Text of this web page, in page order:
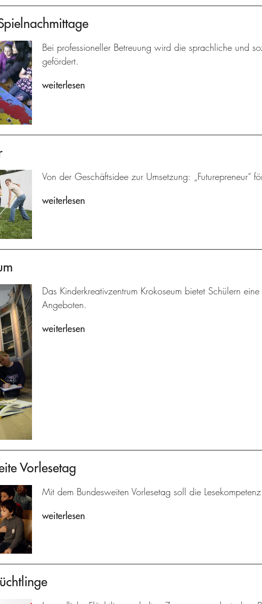
Bei professioneller Betreuung wird die sprachliche und
gefördert.
weiterlesen
Von der Geschäftsidee zur Umsetzung: „Futurepreneur“
weiterlesen
Das Kinderkreativzentrum Krokoseum bietet Schülern
Angeboten.
weiterlesen
Vorlesetag
Mit dem Bundesweiten Vorlesetag soll die
weiterlesen